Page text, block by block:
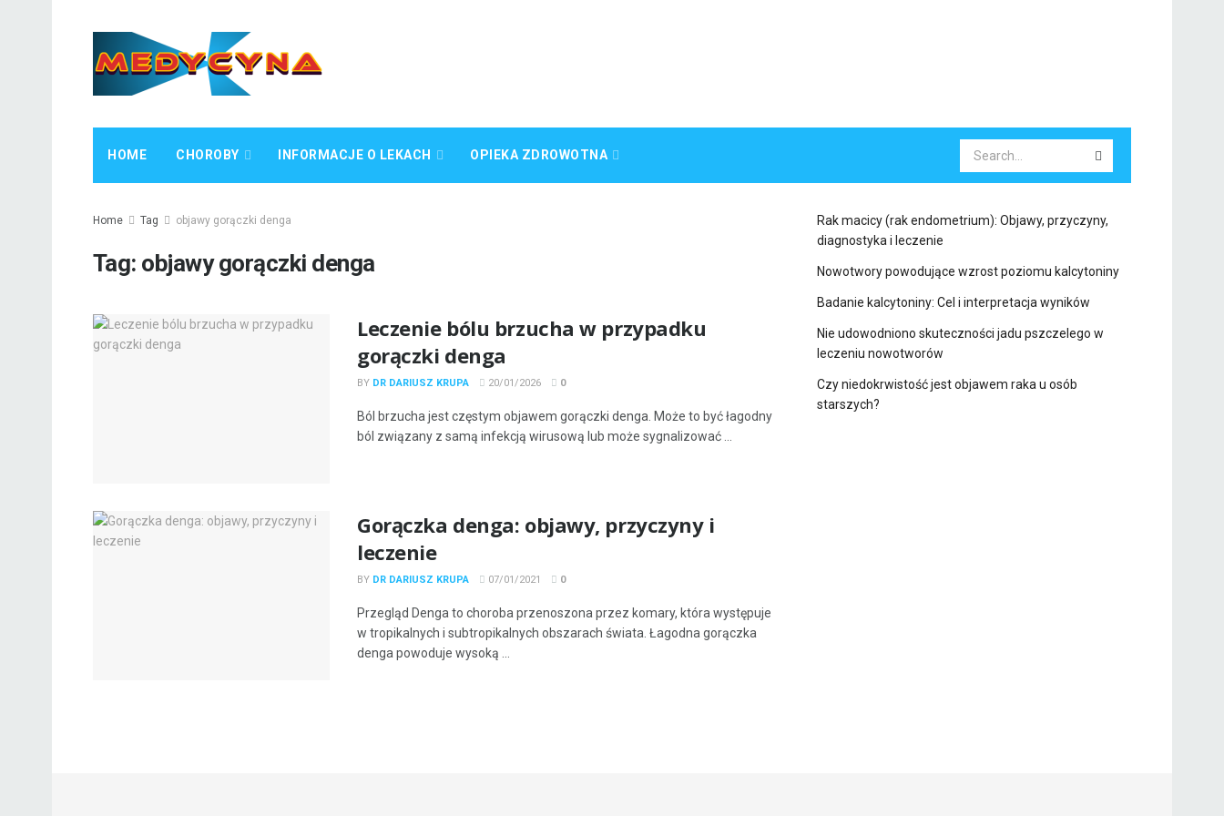
HOME CHOROBY INFORMACJE O LEKACH OPIEKA ZDROWOTNA
Home Tag objawy gorączki denga
Tag: objawy gorączki denga
Leczenie bólu brzucha w przypadku
gorączki denga
BY DR DARIUSZ KRUPA 20/01/2026 0
Ból brzucha jest częstym objawem gorączki denga. Może to być łagodny
ból związany z samą infekcją wirusową lub może sygnalizować ...
Gorączka denga: objawy, przyczyny i
leczenie
BY DR DARIUSZ KRUPA 07/01/2021 0
Przegląd Denga to choroba przenoszona przez komary, która występuje
w tropikalnych i subtropikalnych obszarach świata. Łagodna gorączka
denga powoduje wysoką ...
Rak macicy (rak endometrium): Objawy, przyczyny,
diagnostyka i leczenie
Nowotwory powodujące wzrost poziomu kalcytoniny
Badanie kalcytoniny: Cel i interpretacja wyników
Nie udowodniono skuteczności jadu pszczelego w
leczeniu nowotworów
Czy niedokrwistość jest objawem raka u osób
starszych?